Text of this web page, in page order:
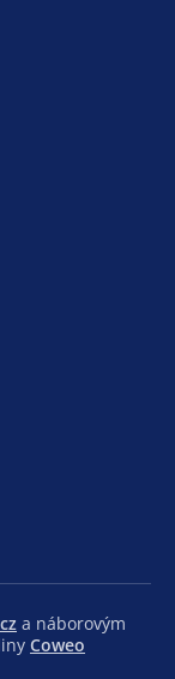
a náborovým
Coweo